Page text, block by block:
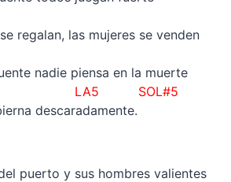
regalan, las mujeres se venden
nadie piensa en la muerte
LA5 SOL#5
descaradamente.
puerto y sus hombres valientes